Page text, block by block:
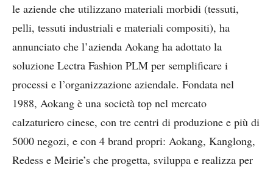
le aziende che utilizzano materiali morbidi (tessuti,
pelli, tessuti industriali e materiali compositi), ha
annunciato che l’azienda Aokang ha adottato la
soluzione Lectra Fashion PLM per semplificare i
processi e l’organizzazione aziendale. Fondata nel
1988, Aokang è una società top nel mercato
calzaturiero cinese, con tre centri di produzione e più di
5000 negozi, e con 4 brand propri: Aokang, Kanglong,
Redess e Meirie’s che progetta, sviluppa e realizza per